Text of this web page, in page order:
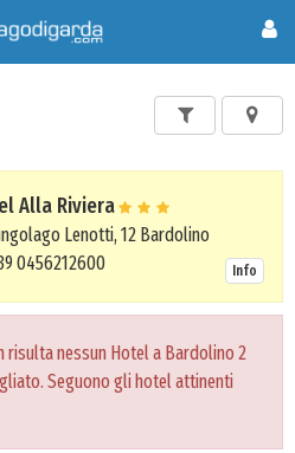
Alla Riviera
Lenotti, 12 Bardolino
0456212600
Info
risulta nessun Hotel a Bardolino 2
Seguono gli hotel attinenti